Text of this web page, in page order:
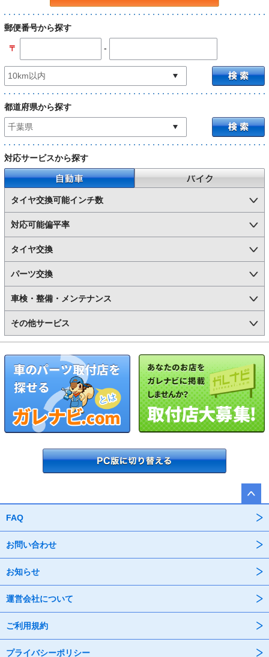
郵便番号から探す
〒 -
都道府県から探す
対応サービスから探す
自動車
タイヤ交換可能インチ数
対応可能偏平率
タイヤ交換
パーツ交換
車検・整備・メンテナンス
その他サービス
FAQ
お問い合わせ
お知らせ
運営会社について
ご利用規約
プライバシーポリシー